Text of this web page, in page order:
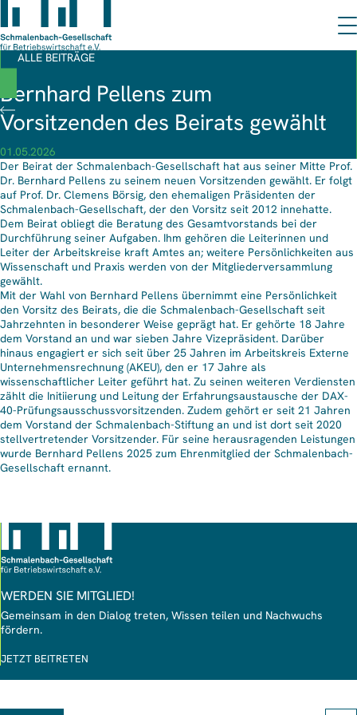
ALLE BEITRÄGE
Bernhard Pellens zum
Vorsitzenden des Beirats gewählt
01.05.2026
Der Beirat der Schmalenbach-Gesellschaft hat aus seiner Mitte Prof.
Dr. Bernhard Pellens zu seinem neuen Vorsitzenden gewählt. Er folgt
auf Prof. Dr. Clemens Börsig, den ehemaligen Präsidenten der
Schmalenbach-Gesellschaft, der den Vorsitz seit 2012 innehatte.
Dem Beirat obliegt die Beratung des Gesamtvorstands bei der
Durchführung seiner Aufgaben. Ihm gehören die Leiterinnen und
Leiter der Arbeitskreise kraft Amtes an; weitere Persönlichkeiten aus
Wissenschaft und Praxis werden von der Mitgliederversammlung
gewählt.
Mit der Wahl von Bernhard Pellens übernimmt eine Persönlichkeit
den Vorsitz des Beirats, die die Schmalenbach-Gesellschaft seit
Jahrzehnten in besonderer Weise geprägt hat. Er gehörte 18 Jahre
dem Vorstand an und war sieben Jahre Vizepräsident. Darüber
hinaus engagiert er sich seit über 25 Jahren im Arbeitskreis Externe
Unternehmensrechnung (AKEU), den er 17 Jahre als
wissenschaftlicher Leiter geführt hat. Zu seinen weiteren Verdiensten
zählt die Initiierung und Leitung der Erfahrungsaustausche der DAX-
40-Prüfungsausschussvorsitzenden. Zudem gehört er seit 21 Jahren
dem Vorstand der Schmalenbach-Stiftung an und ist dort seit 2020
stellvertretender Vorsitzender. Für seine herausragenden Leistungen
wurde Bernhard Pellens 2025 zum Ehrenmitglied der Schmalenbach-
Gesellschaft ernannt.
WERDEN SIE MITGLIED!
Gemeinsam in den Dialog treten, Wissen teilen und Nachwuchs
fördern.
JETZT BEITRETEN